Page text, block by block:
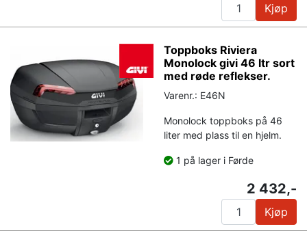
Kjøp
Toppboks Riviera
Monolock givi 46 ltr sort
med røde reflekser.
Varenr.: E46N
Monolock toppboks på 46
liter med plass til en hjelm.
1 på lager i Førde
2 432,-
Kjøp